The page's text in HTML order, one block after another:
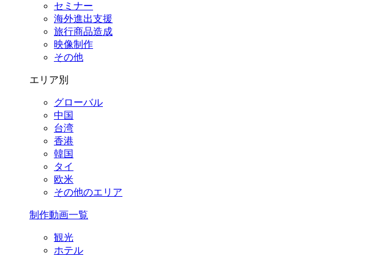
セミナー
海外進出支援
旅行商品造成
映像制作
その他
エリア別
グローバル
中国
台湾
香港
韓国
タイ
欧米
その他のエリア
制作動画一覧
観光
ホテル